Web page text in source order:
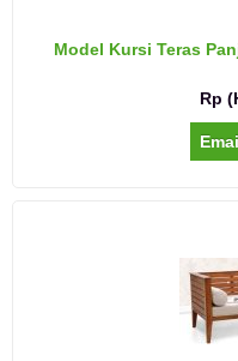
Model Kursi Teras
Rp